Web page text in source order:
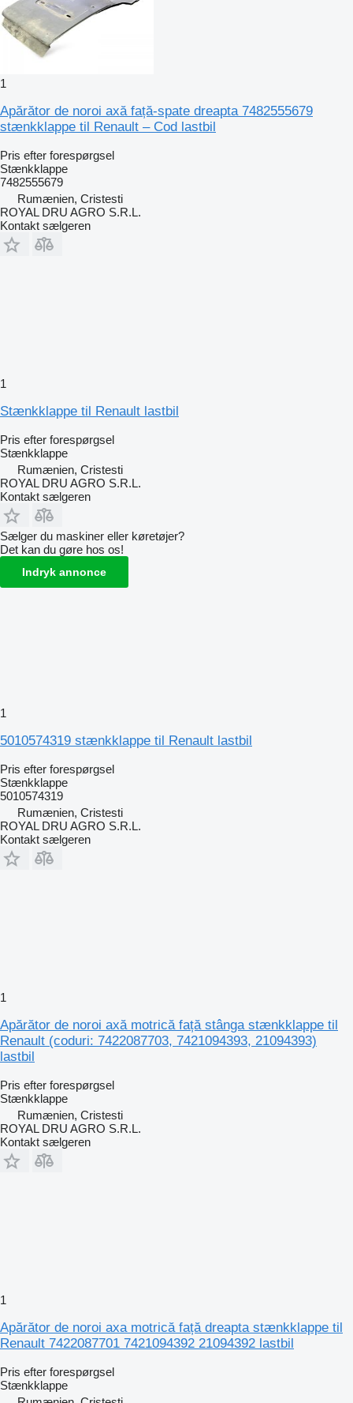
1
Apărător de noroi axă față-spate dreapta 7482555679
stænkklappe til Renault – Cod lastbil
Pris efter forespørgsel
Stænkklappe
7482555679
Rumænien, Cristesti
ROYAL DRU AGRO S.R.L.
Kontakt sælgeren
1
Stænkklappe til Renault lastbil
Pris efter forespørgsel
Stænkklappe
Rumænien, Cristesti
ROYAL DRU AGRO S.R.L.
Kontakt sælgeren
Sælger du maskiner eller køretøjer?
Det kan du gøre hos os!
Indryk annonce
1
5010574319 stænkklappe til Renault lastbil
Pris efter forespørgsel
Stænkklappe
5010574319
Rumænien, Cristesti
ROYAL DRU AGRO S.R.L.
Kontakt sælgeren
1
Apărător de noroi axă motrică față stânga stænkklappe til
Renault (coduri: 7422087703, 7421094393, 21094393)
lastbil
Pris efter forespørgsel
Stænkklappe
Rumænien, Cristesti
ROYAL DRU AGRO S.R.L.
Kontakt sælgeren
1
Apărător de noroi axa motrică față dreapta stænkklappe til
Renault 7422087701 7421094392 21094392 lastbil
Pris efter forespørgsel
Stænkklappe